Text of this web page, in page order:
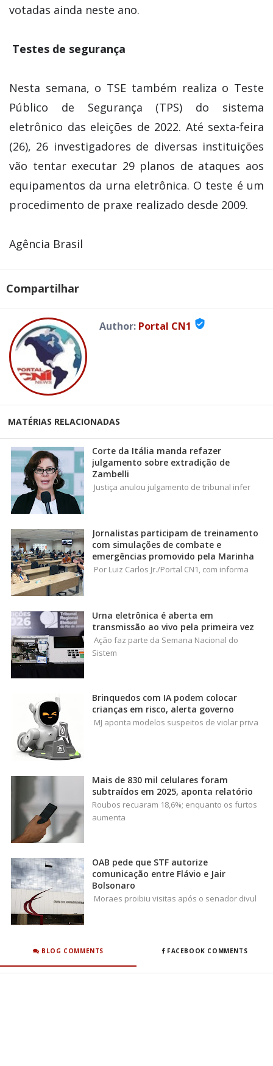
votadas ainda neste ano.
Testes de segurança
Nesta semana, o TSE também realiza o Teste
Público de Segurança (TPS) do sistema
eletrônico das eleições de 2022. Até sexta-feira
(26), 26 investigadores de diversas instituições
vão tentar executar 29 planos de ataques aos
equipamentos da urna eletrônica. O teste é um
procedimento de praxe realizado desde 2009.
Agência Brasil
Compartilhar
Author: Portal CN1 verified_user
MATÉRIAS RELACIONADAS
Corte da Itália manda refazer
julgamento sobre extradição de
Zambelli
Justiça anulou julgamento de tribunal infer
Jornalistas participam de treinamento
com simulações de combate e
emergências promovido pela Marinha
Por Luiz Carlos Jr./Portal CN1, com informa
Urna eletrônica é aberta em
transmissão ao vivo pela primeira vez
Ação faz parte da Semana Nacional do
Sistem
Brinquedos com IA podem colocar
crianças em risco, alerta governo
MJ aponta modelos suspeitos de violar priva
Mais de 830 mil celulares foram
subtraídos em 2025, aponta relatório
Roubos recuaram 18,6%; enquanto os furtos
aumenta
OAB pede que STF autorize
comunicação entre Flávio e Jair
Bolsonaro
Moraes proibiu visitas após o senador divul
BLOG COMMENTS FACEBOOK COMMENTS